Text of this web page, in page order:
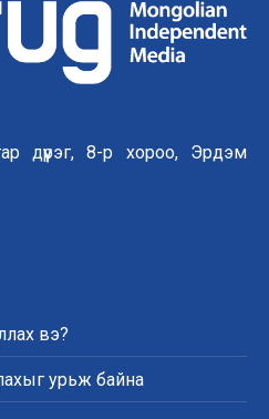
дүүрэг, 8-р хороо, Эрдэм
вэ?
урьж байна